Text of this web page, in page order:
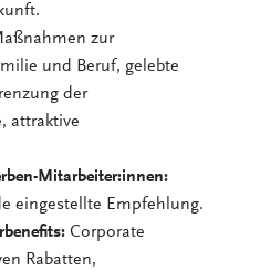
zur
und Beruf, gelebte
der
attraktive
Mitarbeiter:innen:
eingestellte Empfehlung.
Corporate
Rabatten,